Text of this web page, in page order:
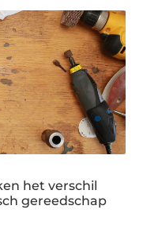
het verschil
gereedschap